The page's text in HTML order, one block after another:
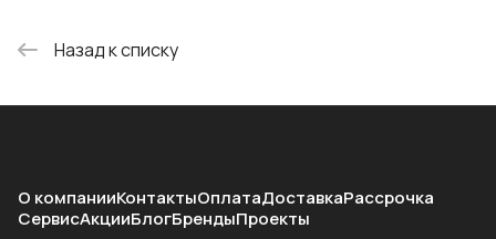
Назад к списку
О компанииКонтактыОплатаДоставкаРассрочка
СервисАкцииБлогБрендыПроекты